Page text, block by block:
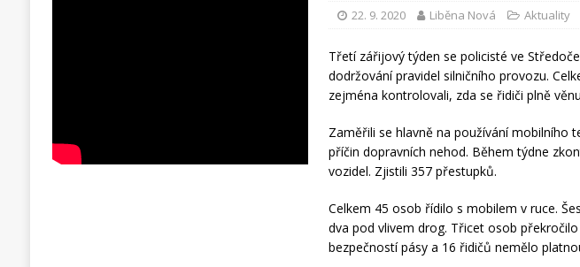
22. 9. 2020 Liběna Nová Aktuality
Třetí zářijový týden se policisté ve
dodržování pravidel silničního provozu.
zejména kontrolovali, zda se řidiči plně
Zaměřili se hlavně na používání mobilního
příčin dopravních nehod. Během týdne
vozidel. Zjistili 357 přestupků.
Celkem 45 osob řídilo s mobilem v ruce.
dva pod vlivem drog. Třicet osob
bezpečností pásy a 16 řidičů nemělo